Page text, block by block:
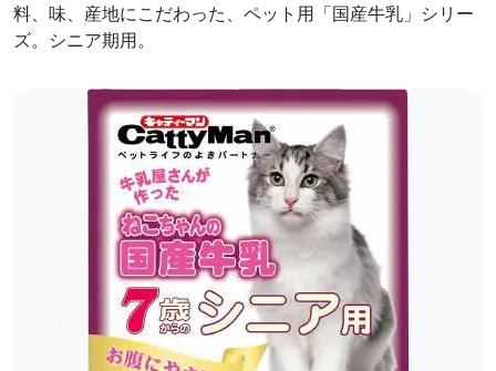
料、味、産地にこだわった、ペット用「国産牛乳」シリー
ズ。シニア期用。